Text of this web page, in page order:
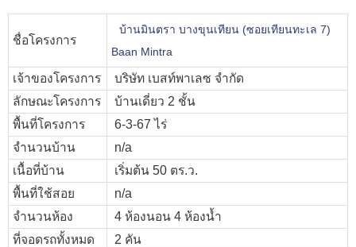
ชื่อโครงการ
บ้านมินตรา บางขุนเทียน (ซอยเทียนทะเล 7)
Baan Mintra
เจ้าของโครงการ
บริษัท เบสท์พาเลซ จำกัด
ลักษณะโครงการ
บ้านเดี่ยว 2 ชั้น
พื้นที่โครงการ
6-3-67 ไร่
จำนวนบ้าน
n/a
เนื้อที่บ้าน
เริ่มต้น 50 ตร.ว.
พื้นที่ใช้สอย
n/a
จำนวนห้อง
4 ห้องนอน 4 ห้องน้ำ
ที่จอดรถทั้งหมด
2 คัน